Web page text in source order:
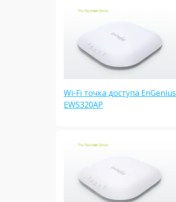
Wi-Fi точка доступа EnGenius
EWS320AP